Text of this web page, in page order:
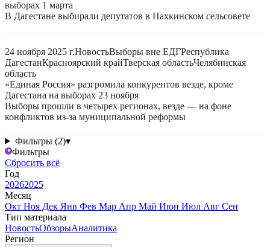
выборах 1 марта
В Дагестане выбирали депутатов в Нахкинском сельсовете
24 ноября 2025 г.НовостьВыборы вне ЕДГРеспублика
ДагестанКрасноярский крайТверская областьЧелябинская
область
«Единая Россия» разгромила конкурентов везде, кроме
Дагестана на выборах 23 ноября
Выборы прошли в четырех регионах, везде — на фоне
конфликтов из-за муниципальной реформы
Фильтры (2)▾
Фильтры
Сбросить всё
Год
20262025
Месяц
Окт Ноя Дек Янв Фев Мар Апр Май Июн Июл Авг Сен
Тип материала
НовостьОбзорыАналитика
Регион